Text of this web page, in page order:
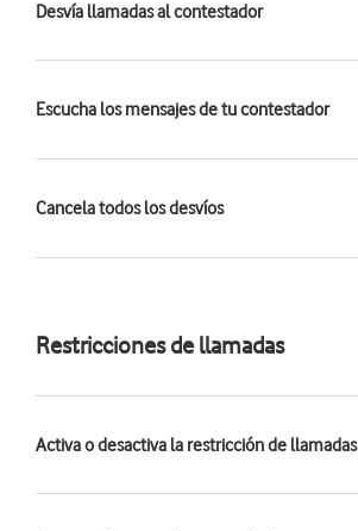
Desvía llamadas al contestador
Escucha los mensajes de tu contestador
Cancela todos los desvíos
Restricciones de llamadas
Activa o desactiva la restricción de llamadas